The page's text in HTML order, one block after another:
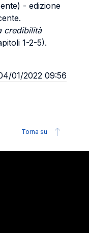
- edizione
credibilità
1-2-5).
01/2022 09:56
Torna su